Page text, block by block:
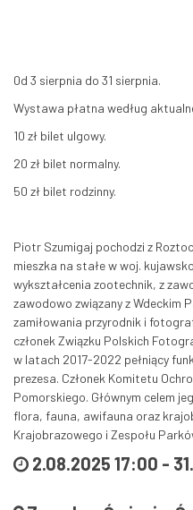
0d 3 sierpnia do 31 sierpnia.
Wystawa płatna według
10 zł bilet ulgowy.
20 zł bilet normalny.
50 zł bilet rodzinny.
Piotr Szumigaj pochodzi z
mieszka na stałe w woj.
wykształcenia zootechnik, z
zawodowo związany z Wdeckim
zamiłowania przyrodnik i
członek Związku Polskich
w latach 2017-2022 pełniący
prezesa. Członek Komitetu
Pomorskiego. Głównym celem
flora, fauna, awifauna oraz
Krajobrazowego i Zespołu
2.08.2025 17:00 -